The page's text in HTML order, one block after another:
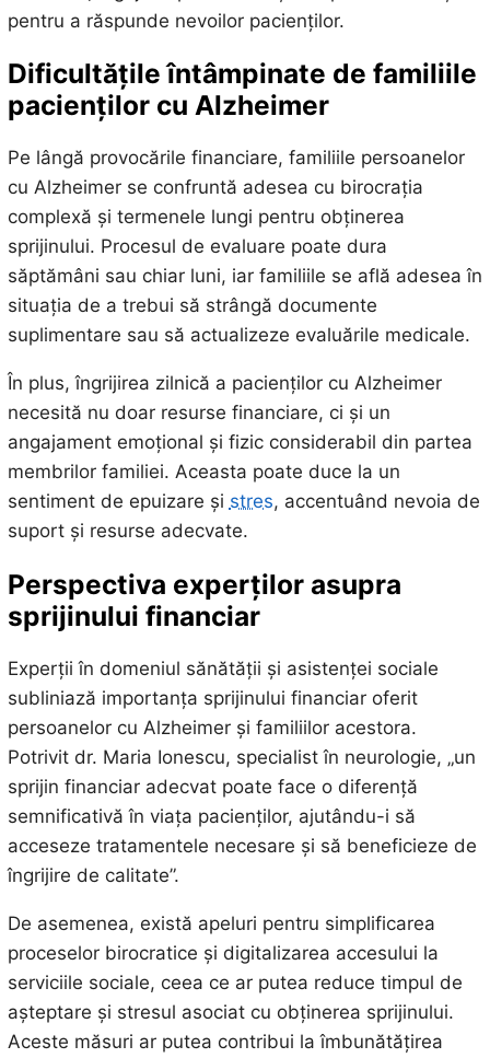
pentru a răspunde nevoilor pacienților.
Dificultățile întâmpinate de familiile
pacienților cu Alzheimer
Pe lângă provocările financiare, familiile persoanelor
cu Alzheimer se confruntă adesea cu birocrația
complexă și termenele lungi pentru obținerea
sprijinului. Procesul de evaluare poate dura
săptămâni sau chiar luni, iar familiile se află adesea în
situația de a trebui să strângă documente
suplimentare sau să actualizeze evaluările medicale.
În plus, îngrijirea zilnică a pacienților cu Alzheimer
necesită nu doar resurse financiare, ci și un
angajament emoțional și fizic considerabil din partea
membrilor familiei. Aceasta poate duce la un
sentiment de epuizare și stres, accentuând nevoia de
suport și resurse adecvate.
Perspectiva experților asupra
sprijinului financiar
Experții în domeniul sănătății și asistenței sociale
subliniază importanța sprijinului financiar oferit
persoanelor cu Alzheimer și familiilor acestora.
Potrivit dr. Maria Ionescu, specialist în neurologie, „un
sprijin financiar adecvat poate face o diferență
semnificativă în viața pacienților, ajutându-i să
acceseze tratamentele necesare și să beneficieze de
îngrijire de calitate”.
De asemenea, există apeluri pentru simplificarea
proceselor birocratice și digitalizarea accesului la
serviciile sociale, ceea ce ar putea reduce timpul de
așteptare și stresul asociat cu obținerea sprijinului.
Aceste măsuri ar putea contribui la îmbunătățirea